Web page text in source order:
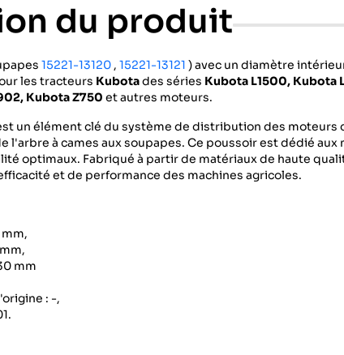
du produit
15221-13120 , 15221-13121 ) avec un diamètre
les tracteurs Kubotades séries Kubota L1500, Kubota
Kubota Z750 et autres moteurs.
un élément clé du système de distribution des moteurs
l'arbre à cames aux soupapes. Ce poussoir est dédié aux
optimaux. Fabriqué à partir de matériaux de haute
et de performance des machines agricoles.
mm
: -,